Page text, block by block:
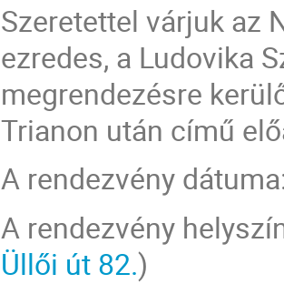
Szeretettel várjuk az
ezredes, a Ludovika
megrendezésre
Trianon után című
A rendezvény
A rendezvény
Üllői út 82.)